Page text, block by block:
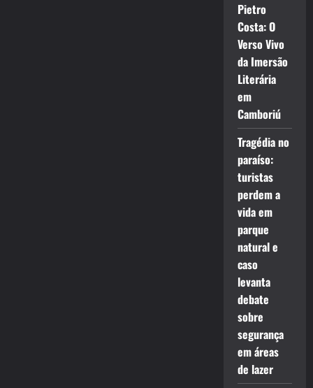
Pietro
Costa: O
Verso Vivo
da Imersão
Literária
em
Camboriú
Tragédia no
paraíso:
turistas
perdem a
vida em
parque
natural e
caso
levanta
debate
sobre
segurança
em áreas
de lazer